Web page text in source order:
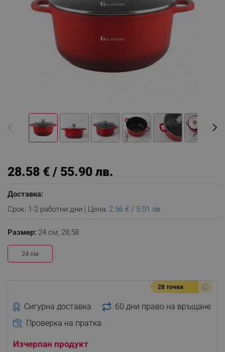
28.58 € / 55.90 лв.
Доставка:
Срок: 1-2 работни дни | Цена: 2.56 € / 5.01 лв.
Размер: 24 см, 28,58
24 см
28 точки
Сигурна доставка
60 дни право на връщане
Проверка на пратка
Изчерпан продукт